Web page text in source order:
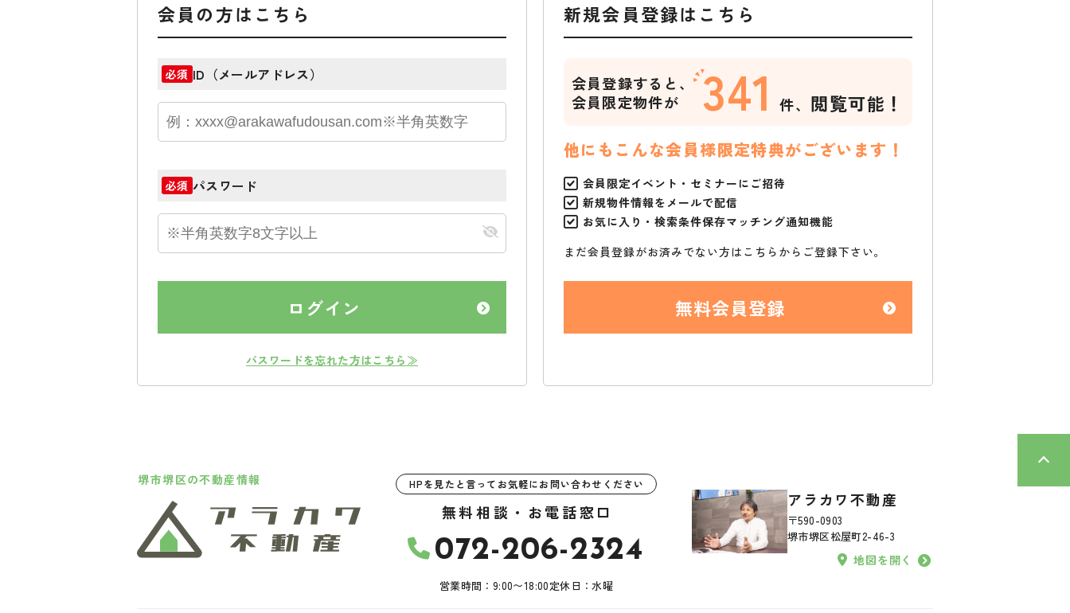
会員の方はこちら
必須 ID（メールアドレス）
必須 パスワード
ログイン
パスワードを忘れた方はこちら≫
新規会員登録はこちら
会員登録すると、
会員限定物件が
341 件、 閲覧可能！
他にもこんな会員様限定特典がございます！
会員限定イベント・セミナーにご招待
新規物件情報をメールで配信
お気に入り・検索条件保存マッチング通知機能
まだ会員登録がお済みでない方はこちらからご登録下さい。
無料会員登録
堺市堺区の不動産情報 HPを見たと言ってお気軽にお問い合わせください
無料相談・お電話窓口
072-206-2324
営業時間：9:00〜18:00定休日：水曜
アラカワ不動産
〒590-0903
堺市堺区松屋町2-46-3
地図を開く